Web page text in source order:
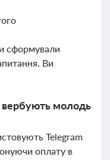
сформували
Ви
вербують молодь
Telegram
оплату в